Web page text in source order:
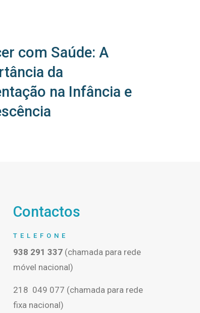
com Saúde: A
da
na Infância e
Contactos
TELEFONE
938 291 337 (chamada para rede
móvel nacional)
218 049 077 (chamada para rede
fixa nacional)